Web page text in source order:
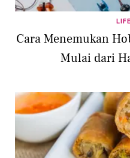
Cara Menemukan
Mulai dari